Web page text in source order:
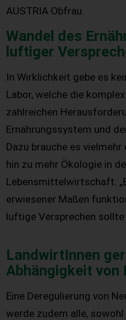
AUSTRIA Obfrau.
Wandel des
luftiger
In Wirklichkeit gebe es
Labor, welche die
zahlreichen
Ernährungssystem und
Dazu brauche es
hin zu mehr Ökologie in
Lebensmittelwirtschaft.
erwiesener Maßen
luftige Versprechen sollte
LandwirtInnen
Abhängigkeit von
Eine Deregulierung von
werde zudem alle,